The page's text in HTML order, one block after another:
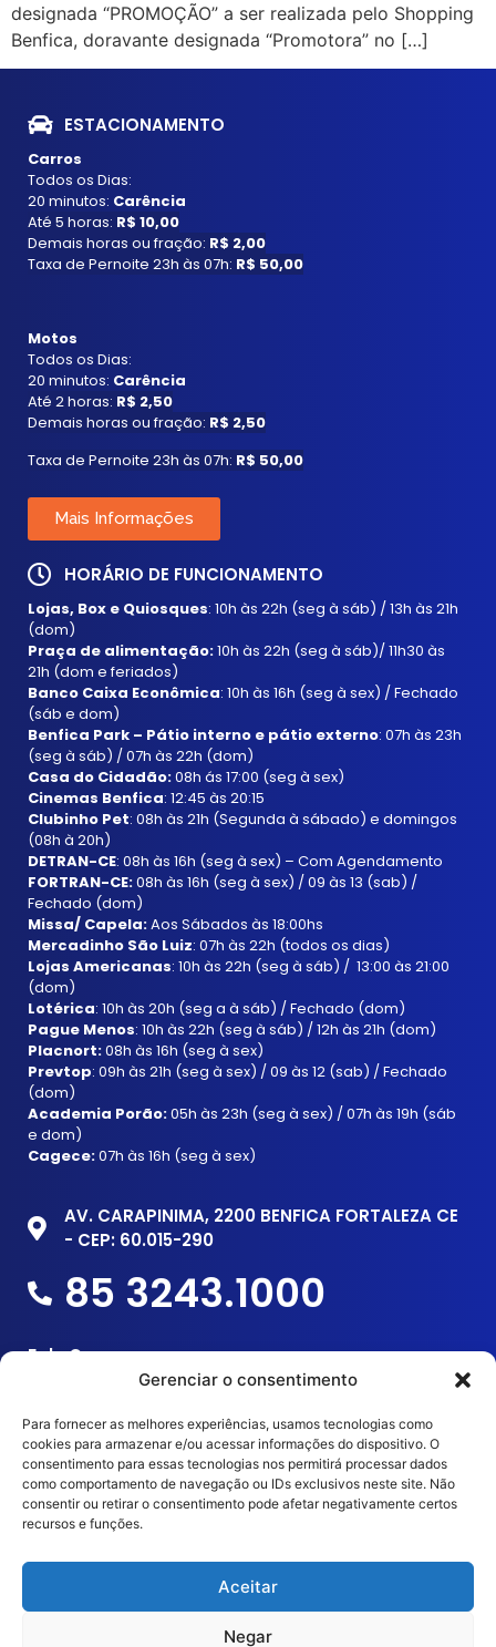
Gerenciar o consentimento
Para fornecer as melhores experiências, usamos tecnologias como
cookies para armazenar e/ou acessar informações do dispositivo. O
consentimento para essas tecnologias nos permitirá processar dados
como comportamento de navegação ou IDs exclusivos neste site. Não
consentir ou retirar o consentimento pode afetar negativamente certos
recursos e funções.
Aceitar
Negar
designada “PROMOÇÃO” a ser realizada pelo Shopping
Benfica, doravante designada “Promotora” no […]
ESTACIONAMENTO
Carros
Todos os Dias:
20 minutos: Carência
Até 5 horas: R$ 10,00
Demais horas ou fração: R$ 2,00
Taxa de Pernoite 23h às 07h: R$ 50,00
Motos
Todos os Dias:
20 minutos: Carência
Até 2 horas: R$ 2,50
Demais horas ou fração: R$ 2,50
Taxa de Pernoite 23h às 07h: R$ 50,00
Mais Informações
HORÁRIO DE FUNCIONAMENTO
Lojas, Box e Quiosques: 10h às 22h (seg à sáb) / 13h às 21h
(dom)
Praça de alimentação:10h às 22h (seg à sáb)/ 11h30 às
21h (dom e feriados)
Banco Caixa Econômica: 10h às 16h (seg à sex) / Fechado
(sáb e dom)
Benfica Park – Pátio interno e pátio externo: 07h às 23h
(seg à sáb) / 07h às 22h (dom)
Casa do Cidadão:08h ás 17:00 (seg à sex)
Cinemas Benfica: 12:45 às 20:15
Clubinho Pet: 08h às 21h (Segunda à sábado) e domingos
(08h à 20h)
DETRAN-CE: 08h às 16h (seg à sex) – Com Agendamento
FORTRAN-CE:08h às 16h (seg à sex) / 09 às 13 (sab) /
Fechado (dom)
Missa/ Capela:Aos Sábados às 18:00hs
Mercadinho São Luiz: 07h às 22h (todos os dias)
Lojas Americanas: 10h às 22h (seg à sáb) / 13:00 às 21:00
(dom)
Lotérica: 10h às 20h (seg a à sáb) / Fechado (dom)
Pague Menos: 10h às 22h (seg à sáb) / 12h às 21h (dom)
Placnort:08h às 16h (seg à sex)
Prevtop: 09h às 21h (seg à sex) / 09 às 12 (sab) / Fechado
(dom)
Academia Porão:05h às 23h (seg à sex) / 07h às 19h (sáb
e dom)
Cagece:07h às 16h (seg à sex)
AV. CARAPINIMA, 2200 BENFICA FORTALEZA CE
- CEP: 60.015-290
85 3243.1000
Fale Conosco
Comercialização e mídias
Entre em Contato
Copyright © 2023 Shopping Benfica – Todos os